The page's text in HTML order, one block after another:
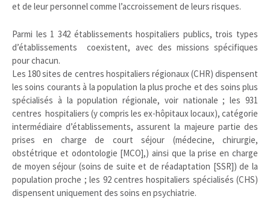
et de leur personnel comme l’accroissement de leurs risques.
Parmi les 1 342 établissements hospitaliers publics, trois types
d’établissements coexistent, avec des missions spécifiques
pour chacun.
Les 180 sites de centres hospitaliers régionaux (CHR) dispensent
les soins courants à la population la plus proche et des soins plus
spécialisés à la population régionale, voir nationale ; les 931
centres hospitaliers (y compris les ex-hôpitaux locaux), catégorie
intermédiaire d’établissements, assurent la majeure partie des
prises en charge de court séjour (médecine, chirurgie,
obstétrique et odontologie [MCO],) ainsi que la prise en charge
de moyen séjour (soins de suite et de réadaptation [SSR]) de la
population proche ; les 92 centres hospitaliers spécialisés (CHS)
dispensent uniquement des soins en psychiatrie.